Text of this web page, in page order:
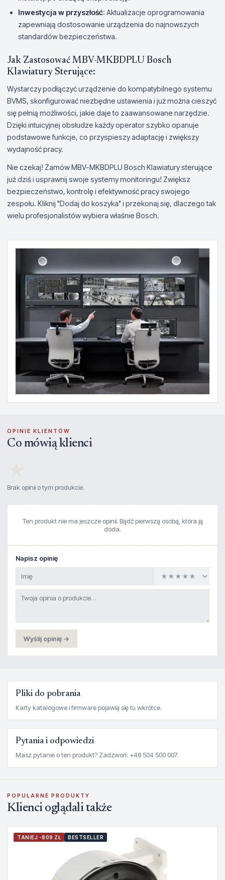
Inwestycja w przyszłość: Aktualizacje oprogramowania
zapewniają dostosowanie urządzenia do najnowszych
standardów bezpieczeństwa.
Jak Zastosować MBV-MKBDPLU Bosch
Klawiatury Sterujące:
Wystarczy podłączyć urządzenie do kompatybilnego systemu
BVMS, skonfigurować niezbędne ustawienia i już można cieszyć
się pełnią możliwości, jakie daje to zaawansowane narzędzie.
Dzięki intuicyjnej obsłudze każdy operator szybko opanuje
podstawowe funkcje, co przyspieszy adaptację i zwiększy
wydajność pracy.
Nie czekaj! Zamów MBV-MKBDPLU Bosch Klawiatury sterujące
już dziś i usprawnij swoje systemy monitoringu! Zwiększ
bezpieczeństwo, kontrolę i efektywność pracy swojego
zespołu. Kliknij "Dodaj do koszyka" i przekonaj się, dlaczego tak
wielu profesjonalistów wybiera właśnie Bosch.
OPINIE KLIENTÓW
Co mówią klienci
Brak opinii o tym produkcie.
Ten produkt nie ma jeszcze opinii. Bądź pierwszą osobą, która ją
doda.
Napisz opinię
Wyślij opinię →
Pliki do pobrania
Karty katalogowe i firmware pojawią się tu wkrótce.
Pytania i odpowiedzi
Masz pytanie o ten produkt? Zadzwoń: +48 504 500 007.
POPULARNE PRODUKTY
Klienci oglądali także
TANIEJ -809 ZŁ BESTSELLER